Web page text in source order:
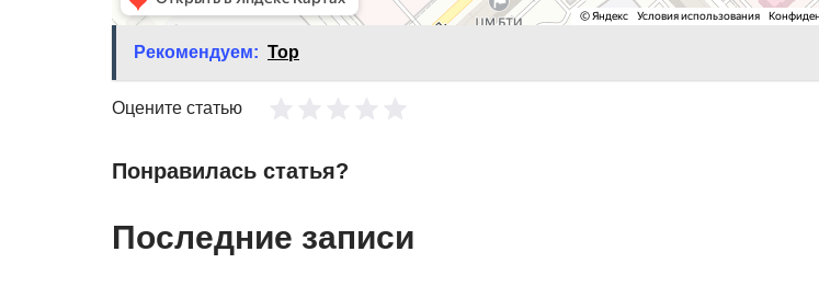
Рекомендуем: Top
Оцените статью
Понравилась статья?
Последние записи